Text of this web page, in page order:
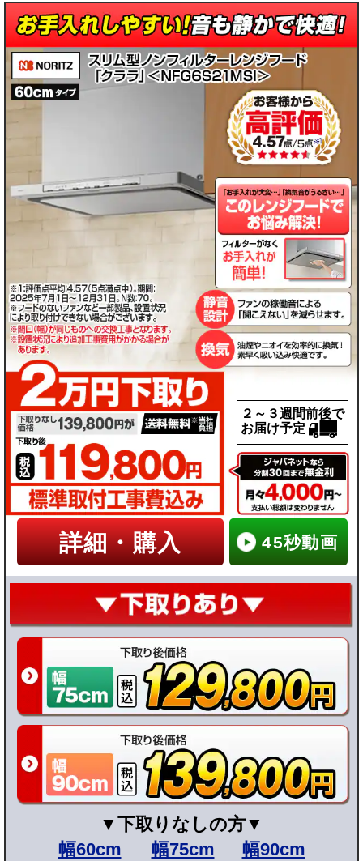
詳細・購入
２～３週間前後で
お届け予定
45秒動画
▼下取りなしの方▼
幅60cm
幅75cm 幅90cm